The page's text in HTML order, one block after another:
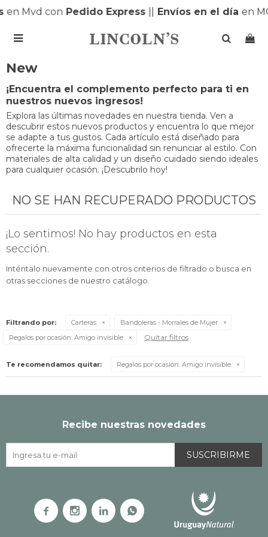
en Mvd conPedido Express Envíos en el día en

New
¡Encuentra el complemento perfecto para ti en
nuestros nuevos ingresos!
Explora las últimas novedades en nuestra tienda. Ven a
descubrir estos nuevos productos y encuentra lo que mejor
se adapte a tus gustos. Cada artículo está diseñado para
ofrecerte la máxima funcionalidad sin renunciar al estilo. Con
materiales de alta calidad y un diseño cuidado siendo ideales
para cualquier ocasión. ¡Descubrilo hoy!
NO SE HAN RECUPERADO PRODUCTOS
¡Lo sentimos! No hay productos en esta
sección.
Inténtalo nuevamente con otros criterios de filtrado o busca en
otras secciones de nuestro catálogo.
Filtrando por: Carteras
Bandoleras - Morrales de Mujer
Regalos por ocasión: Amigo invisible Quitar filtros
Te recomendamos quitar: Regalos por ocasión: Amigo invisible
Recibe nuestras novedades
SUSCRIBIRME
   